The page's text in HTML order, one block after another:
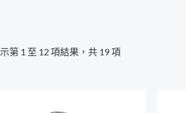
第 1 至 12 項結果，共 19 項